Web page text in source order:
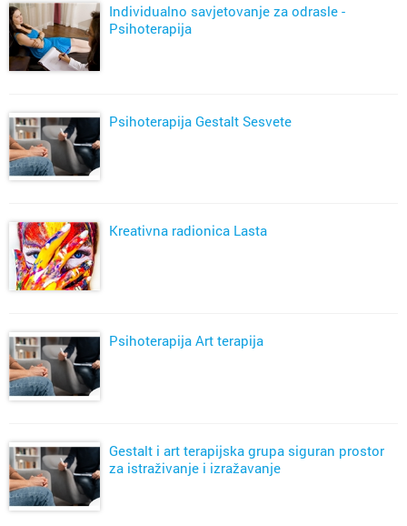
Individualno savjetovanje za odrasle -
Psihoterapija
Psihoterapija Gestalt Sesvete
Kreativna radionica Lasta
Psihoterapija Art terapija
Gestalt i art terapijska grupa siguran prostor
za istraživanje i izražavanje